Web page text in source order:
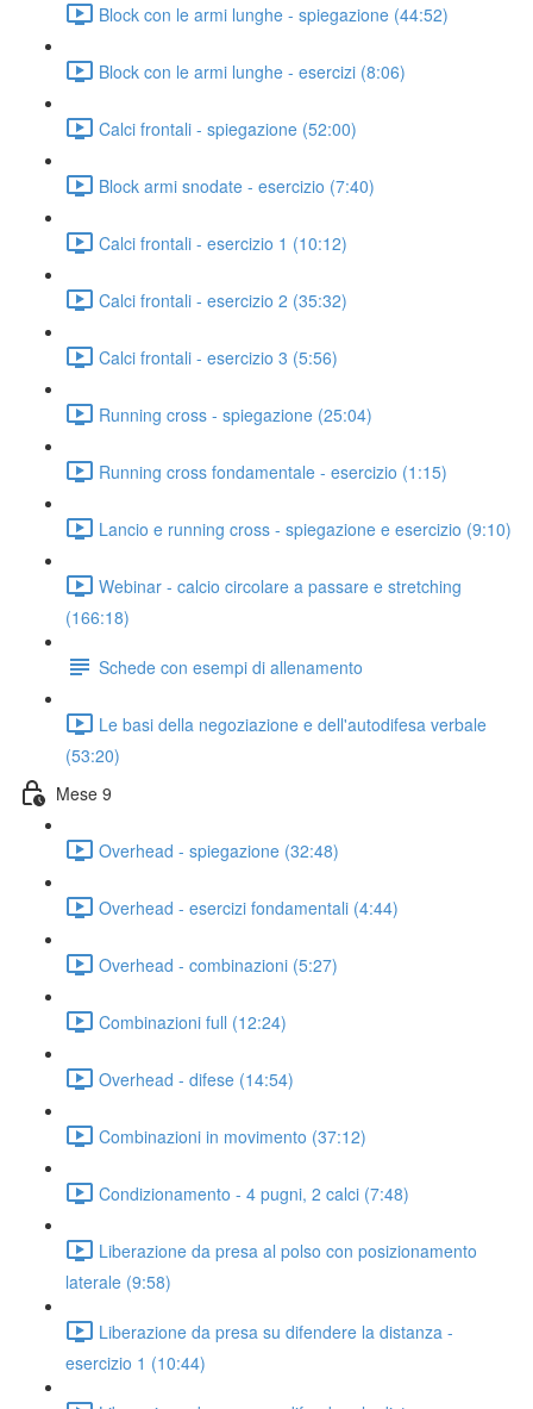
Block con le armi lunghe - spiegazione (44:52)
Block con le armi lunghe - esercizi (8:06)
Calci frontali - spiegazione (52:00)
Block armi snodate - esercizio (7:40)
Calci frontali - esercizio 1 (10:12)
Calci frontali - esercizio 2 (35:32)
Calci frontali - esercizio 3 (5:56)
Running cross - spiegazione (25:04)
Running cross fondamentale - esercizio (1:15)
Lancio e running cross - spiegazione e esercizio (9:10)
Webinar - calcio circolare a passare e stretching
(166:18)
Schede con esempi di allenamento
Le basi della negoziazione e dell'autodifesa verbale
(53:20)
Mese 9
Overhead - spiegazione (32:48)
Overhead - esercizi fondamentali (4:44)
Overhead - combinazioni (5:27)
Combinazioni full (12:24)
Overhead - difese (14:54)
Combinazioni in movimento (37:12)
Condizionamento - 4 pugni, 2 calci (7:48)
Liberazione da presa al polso con posizionamento
laterale (9:58)
Liberazione da presa su difendere la distanza -
esercizio 1 (10:44)